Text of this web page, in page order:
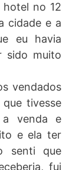
hotel no 12
cidade e a
eu havia
sido muito
vendados
tivesse
a venda e
e ela ter
senti que
fui